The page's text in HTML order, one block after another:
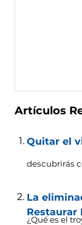
Artículos
Quitar el
descubrirás
La
Restaurar
¿Qué es el